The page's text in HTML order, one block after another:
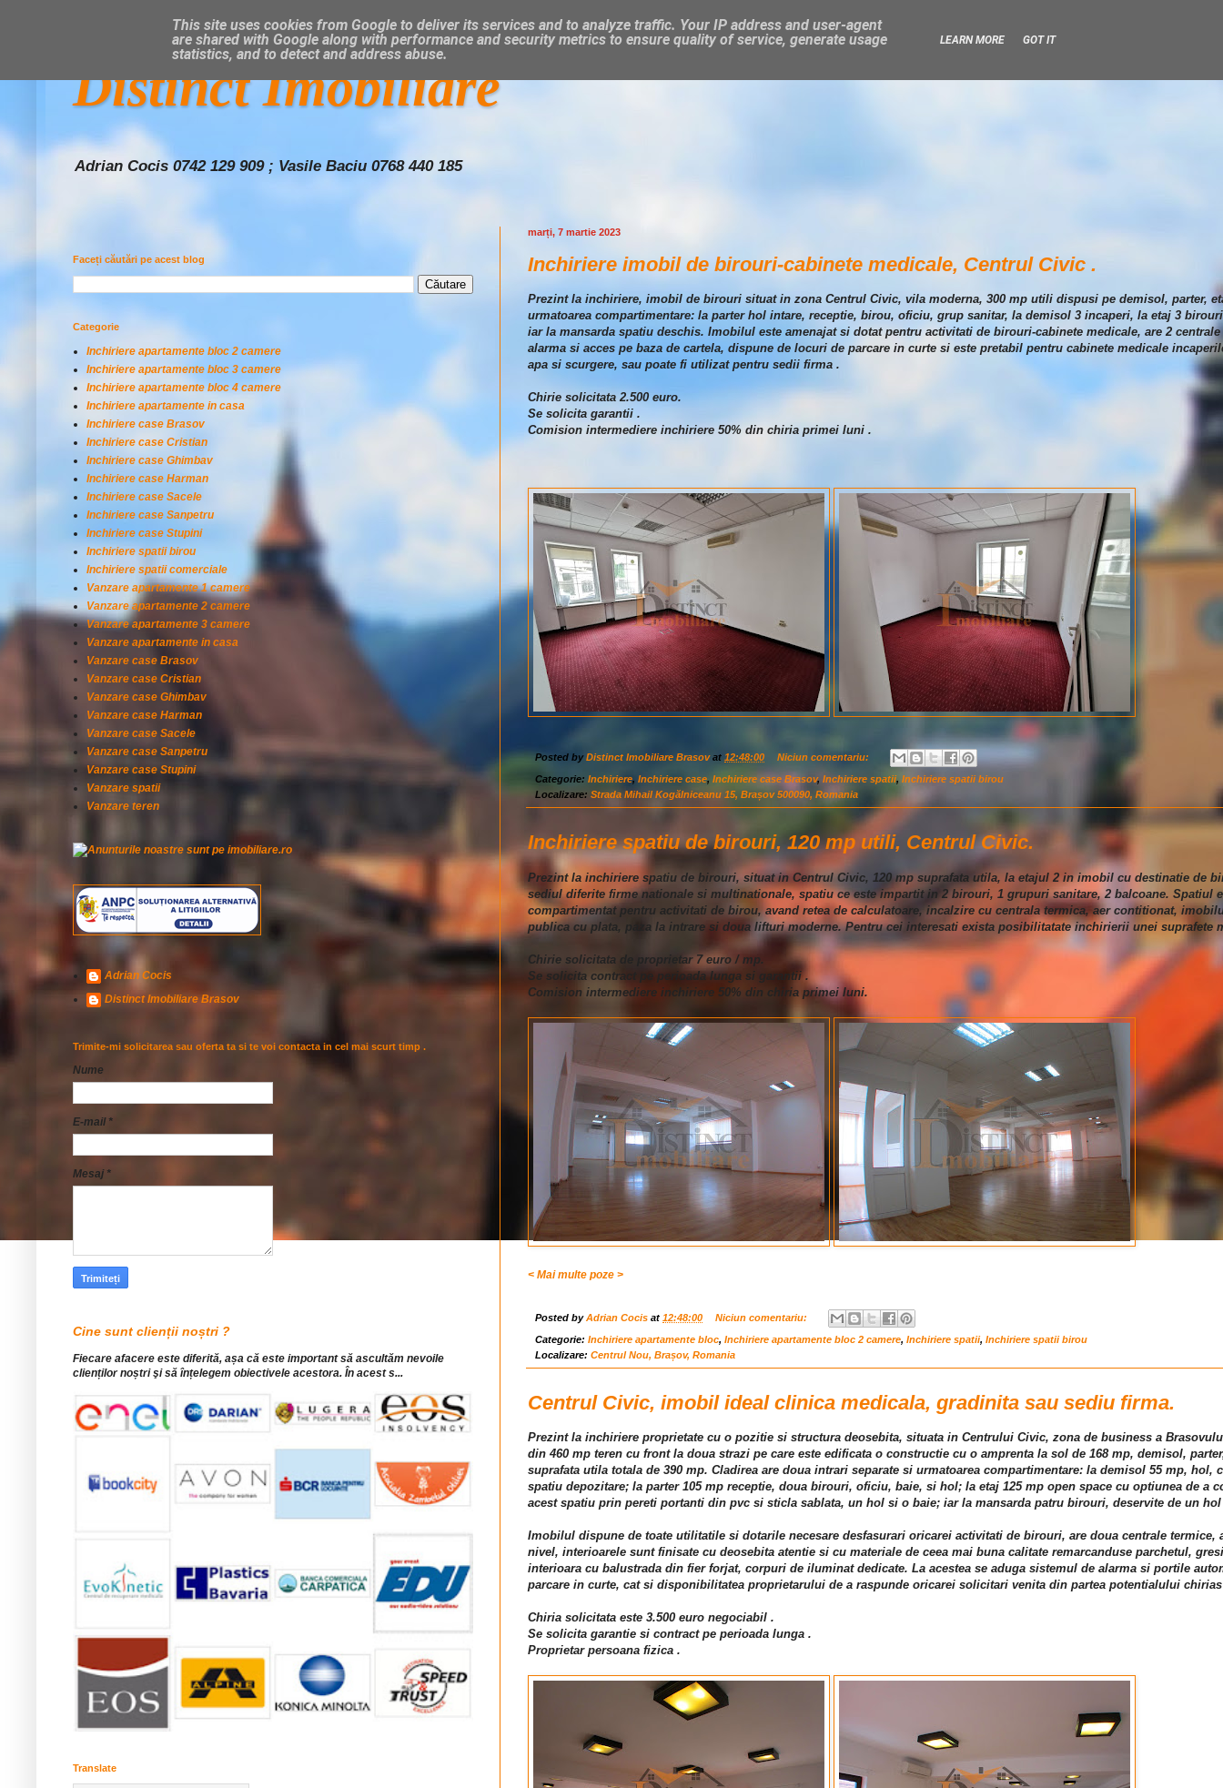
Distinct Imobiliare
Adrian Cocis 0742 129 909 ; Vasile Baciu 0768 440 185
marți, 7 martie 2023
Inchiriere imobil de birouri-cabinete medicale, Centrul Civic .
Prezint la inchiriere, imobil de birouri situat in zona Centrul Civic, vila moderna, 300 mp utili dispusi pe demisol, parter,
urmatoarea compartimentare: la parter hol intare, receptie, birou, oficiu, grup sanitar, la demisol 3 incaperi, la etaj 3
iar la mansarda spatiu deschis. Imobilul este amenajat si dotat pentru activitati de birouri-cabinete medicale, are 2
alarma si acces pe baza de cartela, dispune de locuri de parcare in curte si este pretabil pentru cabinete medicale
apa si scurgere, sau poate fi utilizat pentru sedii firma .
Chirie solicitata 2.500 euro.
Se solicita garantii .
Comision intermediere inchiriere 50% din chiria primei luni .
Posted byDistinct Imobiliare Brasov at 12:48:00 Niciun comentariu:
Categorie: Inchiriere, Inchiriere case, Inchiriere case Brasov, Inchiriere spatii, Inchiriere spatii birou
Localizare: Strada Mihail Kogălniceanu 15, Brașov 500090, Romania
Inchiriere spatiu de birouri, 120 mp utili, Centrul Civic.
Prezint la inchiriere spatiu de birouri, situat in Centrul Civic, 120 mp suprafata utila, la etajul 2 in imobil cu destinatie de
sediul diferite firme nationale si multinationale, spatiu ce este impartit in 2 birouri, 1 grupuri sanitare, 2 balcoane. Spatiul
compartimentat pentru activitati de birou, avand retea de calculatoare, incalzire cu centrala termica, aer contitionat,
publica cu plata, paza la intrare si doua lifturi moderne. Pentru cei interesati exista posibilitatate inchirierii unei suprafete
Chirie solicitata de proprietar 7 euro / mp.
Se solicita contract pe perioada lunga si garantii .
Comision intermediere inchiriere 50% din chiria primei luni.
< Mai multe poze >
Posted byAdrian Cocis at 12:48:00 Niciun comentariu:
Categorie: Inchiriere apartamente bloc, Inchiriere apartamente bloc 2 camere, Inchiriere spatii, Inchiriere spatii birou
Localizare: Centrul Nou, Brașov, Romania
Centrul Civic, imobil ideal clinica medicala, gradinita sau sediu firma.
Prezint la inchiriere proprietate cu o pozitie si structura deosebita, situata in Centrului Civic, zona de business a
din 460 mp teren cu front la doua strazi pe care este edificata o constructie cu o amprenta la sol de 168 mp, demisol,
suprafata utila totala de 390 mp. Cladirea are doua intrari separate si urmatoarea compartimentare: la demisol 55 mp, hol,
spatiu depozitare; la parter 105 mp receptie, doua birouri, oficiu, baie, si hol; la etaj 125 mp open space cu optiunea de a
acest spatiu prin pereti portanti din pvc si sticla sablata, un hol si o baie; iar la mansarda patru birouri, deservite de un
Imobilul dispune de toate utilitatile si dotarile necesare desfasurari oricarei activitati de birouri, are doua centrale termice,
nivel, interioarele sunt finisate cu deosebita atentie si cu materiale de ceea mai buna calitate remarcanduse parchetul,
interioara cu balustrada din fier forjat, corpuri de iluminat dedicate. La acestea se aduga sistemul de alarma si portile
parcare in curte, cat si disponibilitatea proprietarului de a raspunde oricarei solicitari venita din partea potentialului
Chiria solicitata este 3.500 euro negociabil .
Se solicita garantie si contract pe perioada lunga .
Proprietar persoana fizica .
Faceți căutări pe acest blog
Categorie
Inchiriere apartamente bloc 2 camere
Inchiriere apartamente bloc 3 camere
Inchiriere apartamente bloc 4 camere
Inchiriere apartamente in casa
Inchiriere case Brasov
Inchiriere case Cristian
Inchiriere case Ghimbav
Inchiriere case Harman
Inchiriere case Sacele
Inchiriere case Sanpetru
Inchiriere case Stupini
Inchiriere spatii birou
Inchiriere spatii comerciale
Vanzare apartamente 1 camere
Vanzare apartamente 2 camere
Vanzare apartamente 3 camere
Vanzare apartamente in casa
Vanzare case Brasov
Vanzare case Cristian
Vanzare case Ghimbav
Vanzare case Harman
Vanzare case Sacele
Vanzare case Sanpetru
Vanzare case Stupini
Vanzare spatii
Vanzare teren
Adrian Cocis
Distinct Imobiliare Brasov
Trimite-mi solicitarea sau oferta ta si te voi contacta in cel mai scurt timp .
Nume
E-mail *
Mesaj *
Cine sunt clienții noștri ?
Fiecare afacere este diferită, așa că este important să ascultăm nevoile
clienților noștri şi să înțelegem obiectivele acestora. În acest s...
Translate
This site uses cookies from Google to deliver its services and to analyze traffic. Your IP address and user-agent
are shared with Google along with performance and security metrics to ensure quality of service, generate usage
statistics, and to detect and address abuse.
LEARN MORE GOT IT